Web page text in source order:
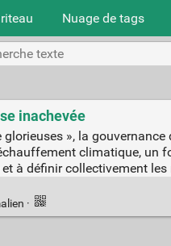
Nuage de tags
inachevée
glorieuses », la
climatique, un
à définir collectivement les
·